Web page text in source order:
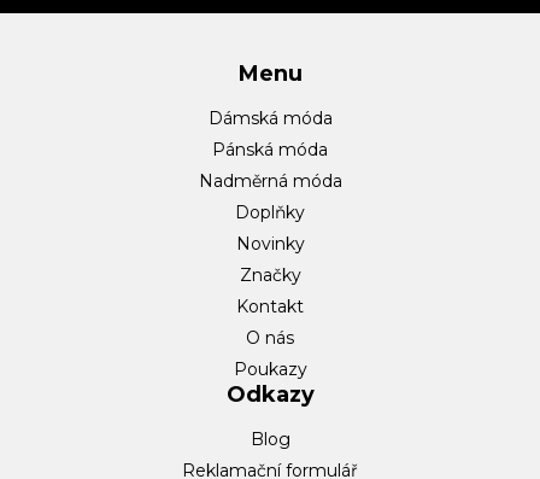
í
Menu
Dámská móda
Pánská móda
Nadměrná móda
Doplňky
Novinky
Značky
Kontakt
O nás
Poukazy
Odkazy
Blog
Reklamační formulář